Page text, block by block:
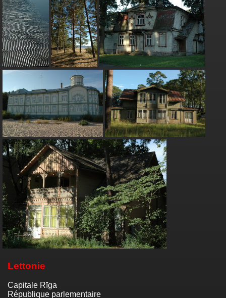
Lettonie
Capitale Rīga
République parlementaire